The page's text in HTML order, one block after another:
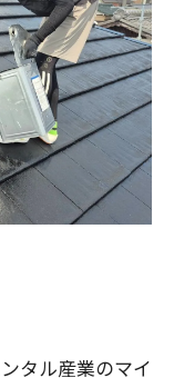
タル産業のマイ